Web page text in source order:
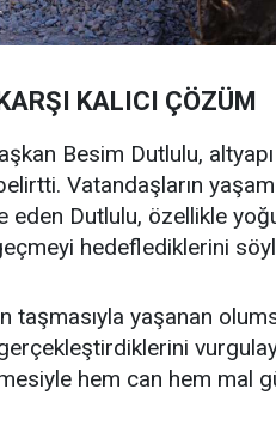
KALICI ÇÖZÜM
Besim Dutlulu, altyapı
Vatandaşların
Dutlulu, özellikle
hedeflediklerini
taşmasıyla yaşanan
hem can hem mal